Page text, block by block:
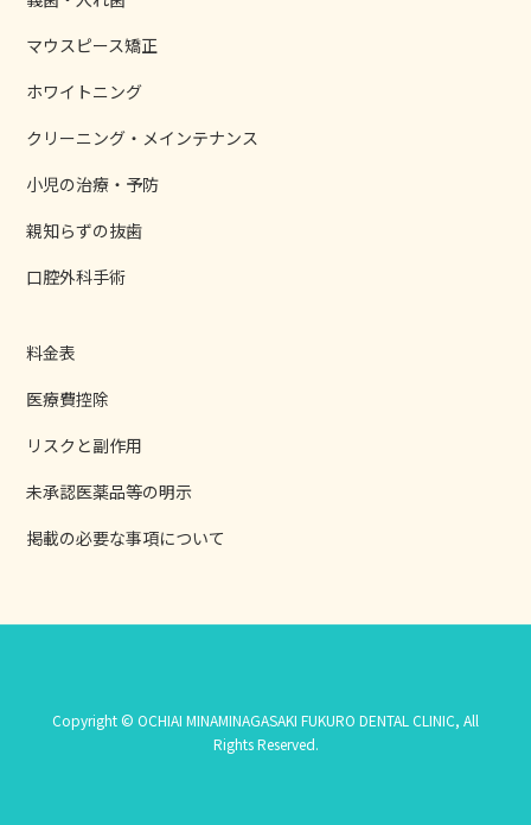
マウスピース矯正
ホワイトニング
クリーニング・メインテナンス
小児の治療・予防
親知らずの抜歯
口腔外科手術
料金表
医療費控除
リスクと副作用
未承認医薬品等の明示
掲載の必要な事項について
Copyright © OCHIAI MINAMINAGASAKI FUKURO DENTAL CLINIC, All
Rights Reserved.